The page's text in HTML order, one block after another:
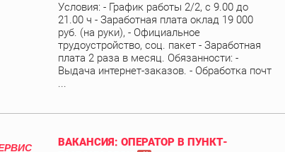
Условия: - График работы 2/2, с 9.00 до
21.00 ч - Заработная плата оклад 19 000
руб. (на руки), - Официальное
трудоустройство, соц. пакет - Заработная
плата 2 раза в месяц. Обязанности: -
Выдача интернет-заказов. - Обработка почт
...
ВАКАНСИЯ: ОПЕРАТОР В ПУНКТ-